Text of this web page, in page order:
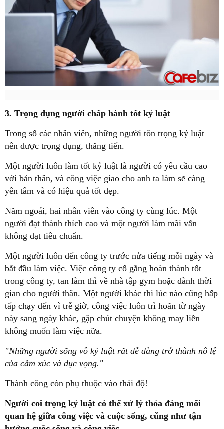
3. Trọng dụng người chấp hành tốt kỷ luật
Trong số các nhân viên, những người tôn trọng kỷ luật
nên được trọng dụng, thăng tiến.
Một người luôn làm tốt kỷ luật là người có yêu cầu cao
với bản thân, và công việc giao cho anh ta làm sẽ càng
yên tâm và có hiệu quả tốt đẹp.
Năm ngoái, hai nhân viên vào công ty cùng lúc. Một
người đạt thành thích cao và một người làm mãi vẫn
không đạt tiêu chuẩn.
Một người luôn đến công ty trước nửa tiếng mỗi ngày và
bắt đầu làm việc. Việc công ty cố gắng hoàn thành tốt
trong công ty, tan làm thì về nhà tập gym hoặc dành thời
gian cho người thân. Một người khác thì lúc nào cũng hấp
tấp chạy đến vì trễ giờ, công việc luôn trì hoãn từ ngày
này sang ngày khác, gặp chút chuyện không may liền
không muốn làm việc nữa.
"Những người sống vô kỷ luật rất dễ dàng trở thành nô lệ
của cảm xúc và dục vọng."
Thành công còn phụ thuộc vào thái độ!
Người coi trọng kỷ luật có thể xử lý thỏa đáng mối
quan hệ giữa công việc và cuộc sống, cũng như tận